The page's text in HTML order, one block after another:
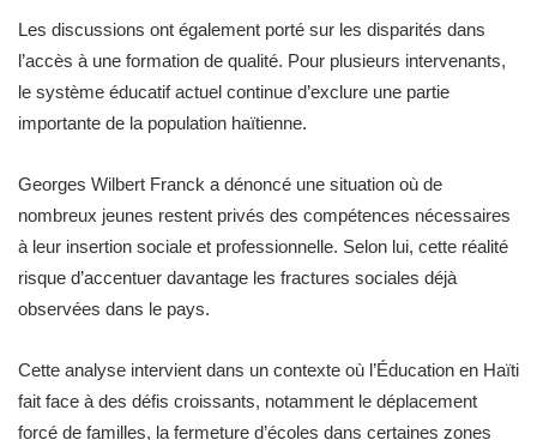
Les discussions ont également porté sur les disparités dans
l’accès à une formation de qualité. Pour plusieurs intervenants,
le système éducatif actuel continue d’exclure une partie
importante de la population haïtienne.
Georges Wilbert Franck a dénoncé une situation où de
nombreux jeunes restent privés des compétences nécessaires
à leur insertion sociale et professionnelle. Selon lui, cette réalité
risque d’accentuer davantage les fractures sociales déjà
observées dans le pays.
Cette analyse intervient dans un contexte où l’Éducation en Haïti
fait face à des défis croissants, notamment le déplacement
forcé de familles, la fermeture d’écoles dans certaines zones